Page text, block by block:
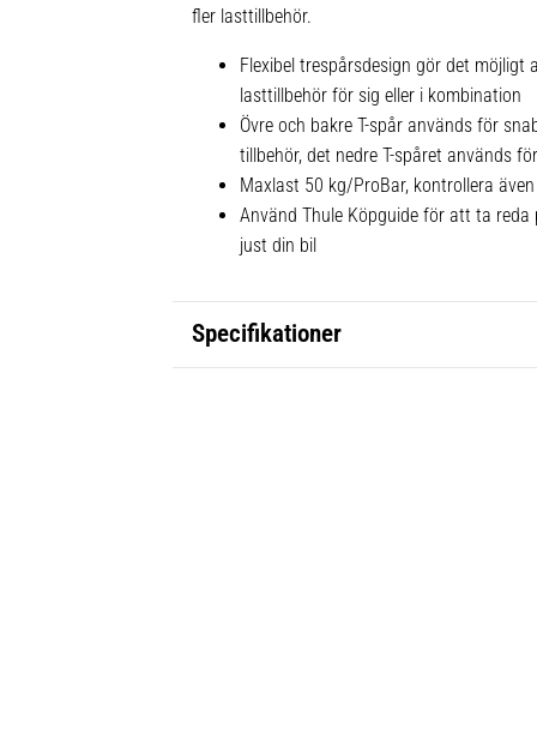
fler lasttillbehör.
Flexibel trespårsdesign gör det
lasttillbehör för sig eller i kombination
Övre och bakre T-spår används för
tillbehör, det nedre T-spåret används
Maxlast 50 kg/ProBar, kontrollera
Använd Thule Köpguide för att ta
just din bil
Specifikationer